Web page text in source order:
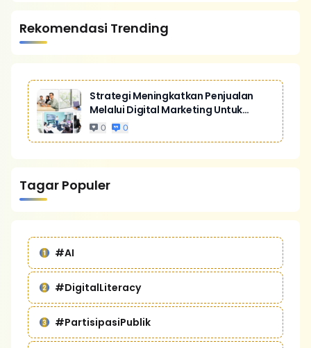
Rekomendasi Trending
Strategi Meningkatkan Penjualan
Melalui Digital Marketing Untuk
Bisnis Yang Lebih Kompetitif
0 0
Tagar Populer
#AI
#DigitalLiteracy
#PartisipasiPublik